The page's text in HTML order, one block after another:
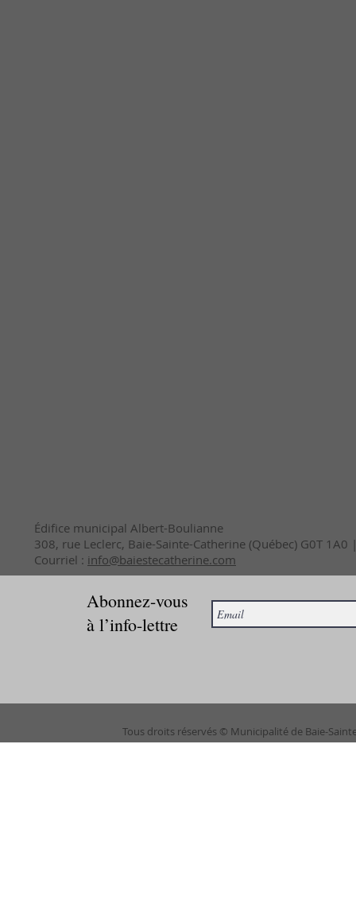
Édifice municipal Albert-Boulianne
308, rue Leclerc, Baie-Sainte-Catherine (Québec) G0T
Courriel : info@baiestecatherine.com
Abonnez-vous
à l’info-lettre
Tous droits réservés © Municipalité de Baie-